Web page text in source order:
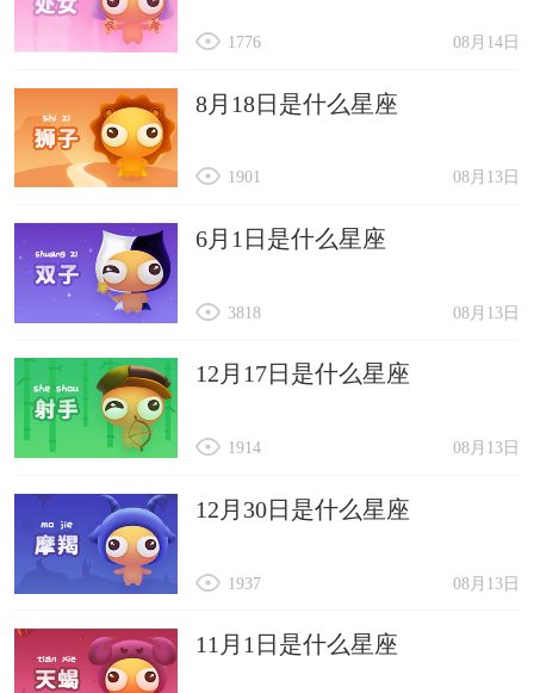
08月14日
1776
8月18日是什么星座
08月13日
1901
6月1日是什么星座
08月13日
3818
12月17日是什么星座
08月13日
1914
12月30日是什么星座
08月13日
1937
11月1日是什么星座